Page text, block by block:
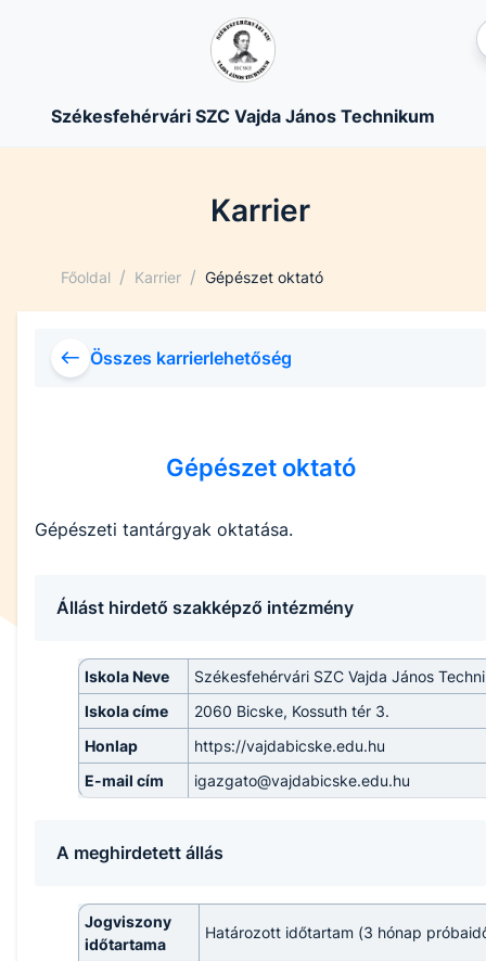
Székesfehérvári SZC Vajda János Technikum
Karrier
Főoldal / Karrier / Gépészet oktató
Összes karrierlehetőség
Gépészet oktató
Gépészeti tantárgyak oktatása.
Állást hirdető szakképző intézmény
Iskola Neve
Székesfehérvári SZC Vajda János
Iskola címe
2060 Bicske, Kossuth tér 3.
Honlap
https://vajdabicske.edu.hu
E-mail cím
igazgato@vajdabicske.edu.hu
A meghirdetett állás
Jogviszony
időtartama
Határozott időtartam (3 hónap